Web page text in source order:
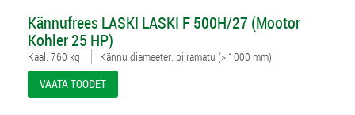
4981597
Kännufrees LASKI LASKI F 500H/27 (Mootor
Kohler 25 HP)
Kaal: 760 kg
Kännu diameeter: piiramatu (> 1000 mm)
VAATA TOODET